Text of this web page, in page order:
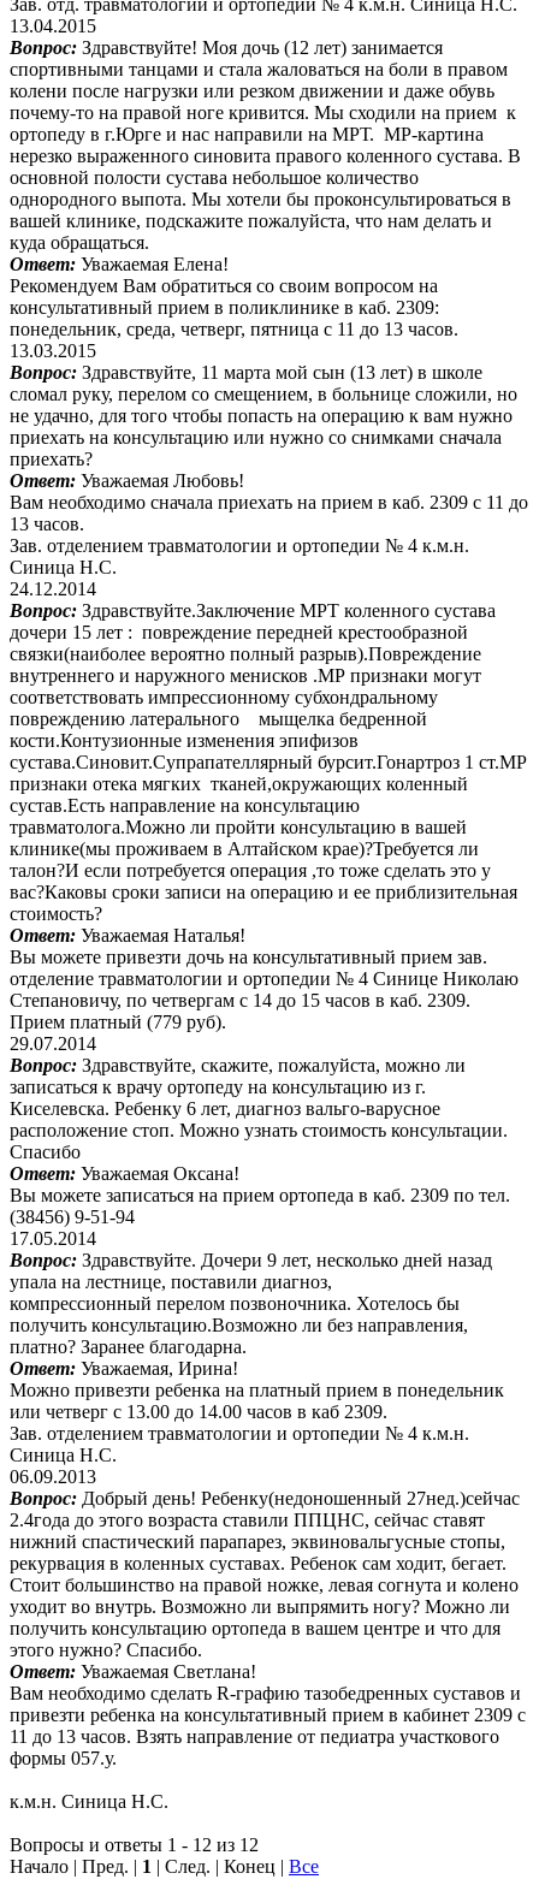
Зав. отд. травматологии и ортопедии № 4 к.м.н. Синица Н.С.
13.04.2015
Вопрос: Здравствуйте! Моя дочь (12 лет) занимается
спортивными танцами и стала жаловаться на боли в правом
колени после нагрузки или резком движении и даже обувь
почему-то на правой ноге кривится. Мы сходили на прием к
ортопеду в г.Юрге и нас направили на МРТ. МР-картина
нерезко выраженного синовита правого коленного сустава. В
основной полости сустава небольшое количество
однородного выпота. Мы хотели бы проконсультироваться в
вашей клинике, подскажите пожалуйста, что нам делать и
куда обращаться.
Ответ: Уважаемая Елена!
Рекомендуем Вам обратиться со своим вопросом на
консультативный прием в поликлинике в каб. 2309:
понедельник, среда, четверг, пятница с 11 до 13 часов.
13.03.2015
Вопрос: Здравствуйте, 11 марта мой сын (13 лет) в школе
сломал руку, перелом со смещением, в больнице сложили, но
не удачно, для того чтобы попасть на операцию к вам нужно
приехать на консультацию или нужно со снимками сначала
приехать?
Ответ: Уважаемая Любовь!
Вам необходимо сначала приехать на прием в каб. 2309 с 11 до
13 часов.
Зав. отделением травматологии и ортопедии № 4 к.м.н.
Синица Н.С.
24.12.2014
Вопрос: Здравствуйте.Заключение МРТ коленного сустава
дочери 15 лет : повреждение передней крестообразной
связки(наиболее вероятно полный разрыв).Повреждение
внутреннего и наружного менисков .МР признаки могут
соответствовать импрессионному субхондральному
повреждению латерального мыщелка бедренной
кости.Контузионные изменения эпифизов
сустава.Синовит.Супрапателлярный бурсит.Гонартроз 1 ст.МР
признаки отека мягких тканей,окружающих коленный
сустав.Есть направление на консультацию
травматолога.Можно ли пройти консультацию в вашей
клинике(мы проживаем в Алтайском крае)?Требуется ли
талон?И если потребуется операция ,то тоже сделать это у
вас?Каковы сроки записи на операцию и ее приблизительная
стоимость?
Ответ: Уважаемая Наталья!
Вы можете привезти дочь на консультативный прием зав.
отделение травматологии и ортопедии № 4 Синице Николаю
Степановичу, по четвергам с 14 до 15 часов в каб. 2309.
Прием платный (779 руб).
29.07.2014
Вопрос: Здравствуйте, скажите, пожалуйста, можно ли
записаться к врачу ортопеду на консультацию из г.
Киселевска. Ребенку 6 лет, диагноз вальго-варусное
расположение стоп. Можно узнать стоимость консультации.
Спасибо
Ответ: Уважаемая Оксана!
Вы можете записаться на прием ортопеда в каб. 2309 по тел.
(38456) 9-51-94
17.05.2014
Вопрос: Здравствуйте. Дочери 9 лет, несколько дней назад
упала на лестнице, поставили диагноз,
компрессионный перелом позвоночника. Хотелось бы
получить консультацию.Возможно ли без направления,
платно? Заранее благодарна.
Ответ: Уважаемая, Ирина!
Можно привезти ребенка на платный прием в понедельник
или четверг с 13.00 до 14.00 часов в каб 2309.
Зав. отделением травматологии и ортопедии № 4 к.м.н.
Синица Н.С.
06.09.2013
Вопрос: Добрый день! Ребенку(недоношенный 27нед.)сейчас
2.4года до этого возраста ставили ППЦНС, сейчас ставят
нижний спастический парапарез, эквиновальгусные стопы,
рекурвация в коленных суставах. Ребенок сам ходит, бегает.
Стоит большинство на правой ножке, левая согнута и колено
уходит во внутрь. Возможно ли выпрямить ногу? Можно ли
получить консультацию ортопеда в вашем центре и что для
этого нужно? Спасибо.
Ответ: Уважаемая Светлана!
Вам необходимо сделать R-графию тазобедренных суставов и
привезти ребенка на консультативный прием в кабинет 2309 с
11 до 13 часов. Взять направление от педиатра участкового
формы 057.у.
к.м.н. Синица Н.С.
Вопросы и ответы 1 - 12 из 12
Начало | Пред. | 1 | След. | Конец Все